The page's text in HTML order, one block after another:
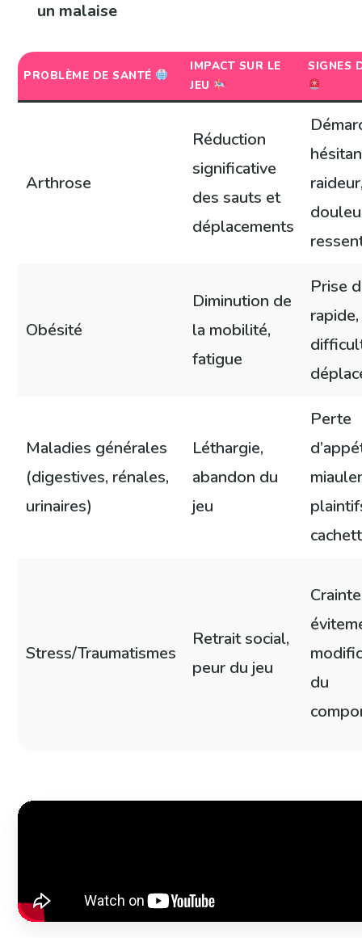
un malaise
PROBLÈME DE SANTÉ
IMPACT SUR LE
JEU
SIGNES
Arthrose
Réduction
significative
des sauts et
déplacements
Obésité
Diminution de
la mobilité,
fatigue
Prise
rapide,
Maladies générales
(digestives, rénales,
urinaires)
Léthargie,
abandon du
jeu
Perte
Stress/Traumatismes
Retrait social,
peur du jeu
du